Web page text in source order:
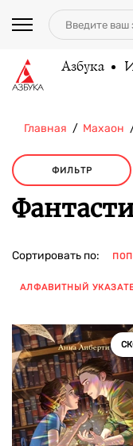
Азбука
Главная Махаон
ФИЛЬТР
Сортировать по:
АЛФАВИТНЫЙ